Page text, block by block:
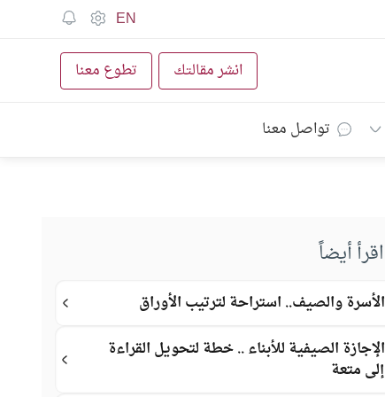
EN
انشر مقالتك تطوع معنا
تواصل معنا
اقرأ أيضاً
الأسرة والصيف.. استراحة لترتيب الأوراق
الإجازة الصيفية للأبناء .. خطة لتحويل القراءة
إلى متعة